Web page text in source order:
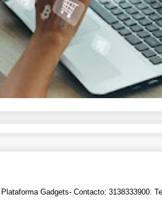
Plataforma Gadgets- Contacto: 3138333900.